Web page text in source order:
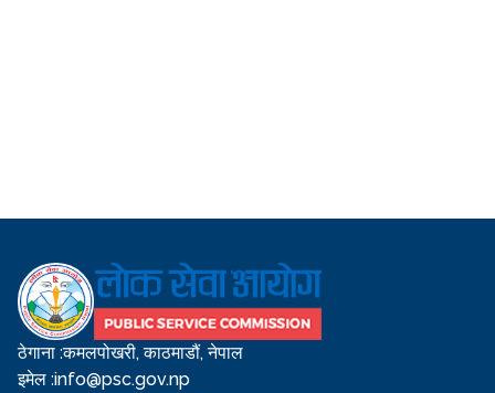
ठेगाना :कमलपोखरी, काठमाडौं, नेपाल
इमेल :info@psc.gov.np